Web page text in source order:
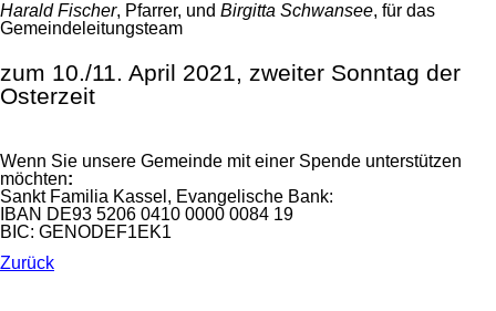
Harald Fischer, Pfarrer, und Birgitta Schwansee, für das
Gemeindeleitungsteam
zum 10./11. April 2021, zweiter Sonntag der
Osterzeit
Wenn Sie unsere Gemeinde mit einer Spende unterstützen
möchten:
Sankt Familia Kassel, Evangelische Bank:
IBAN DE93 5206 0410 0000 0084 19
BIC: GENODEF1EK1
Zurück